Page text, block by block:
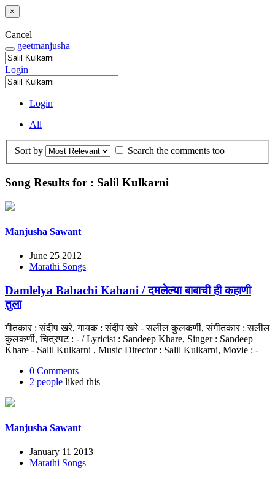
×
Cancel
geetmanjusha
Login
Login
All
Sort by Search the comments too
Song Results for : Salil Kulkarni
Manjusha Sawant
June 25 2012
Marathi Songs
Damlelya Babachi Kahani / दमलेल्या बाबाची ही कहाणी
तुला
गीतकार : संदीप खरे, गायक : संदीप खरे - सलील कुलकर्णी, संगीतकार : सलील
कुलकर्णी, चित्रपट : - / Lyricist : Sandeep Khare, Singer : Sandeep
Khare - Salil Kulkarni , Music Director : Salil Kulkarni, Movie : -
0 Comments
2 people liked this
Manjusha Sawant
January 11 2013
Marathi Songs